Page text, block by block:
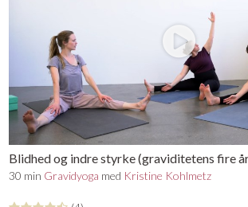
Blidhed og indre styrke (graviditetens fire
tri.)
30 min Gravidyoga med Kristine Kohlmetz